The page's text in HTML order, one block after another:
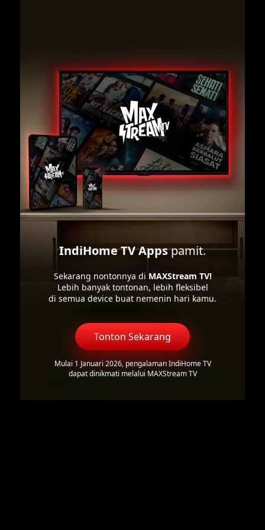
IndiHome TV Appspamit.
Sekarang nontonnya di MAXStream TV!
Lebih banyak tontonan, lebih fleksibel
di semua device buat nemenin hari kamu.
Tonton Sekarang
Mulai 1 Januari 2026, pengalaman IndiHome TV
dapat dinikmati melalui MAXStream TV